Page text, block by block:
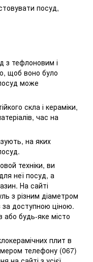
посуд,
з тефлоновим і
щоб воно було
може
скла і кераміки,
час на
на яких
техніки, ви
неї посуд, а
На сайті
з різним діаметром
за доступною ціною.
будь-яке місто
плит в
телефону (067)